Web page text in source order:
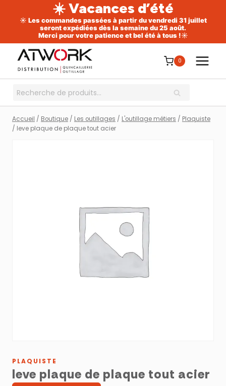
☀️ Vacances d’été
☀️ Les commandes passées à partir du vendredi 31 juillet
seront expédiées dès la semaine du 25 août.
Merci pour votre patience et bel été à tous !☀️
contenu
0
Recherche
RECHERCHE
Accueil / Boutique / Les outillages / L'outillage métiers / Plaquiste
/ leve plaque de plaque tout acier
PLAQUISTE
leve plaque de plaque tout acier